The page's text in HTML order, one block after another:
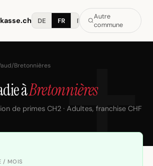
DE FR IT
Autre
commune
/Bretonnières
àBretonnières
de primes CH2 · Adultes, franchise CHF
/ MOIS